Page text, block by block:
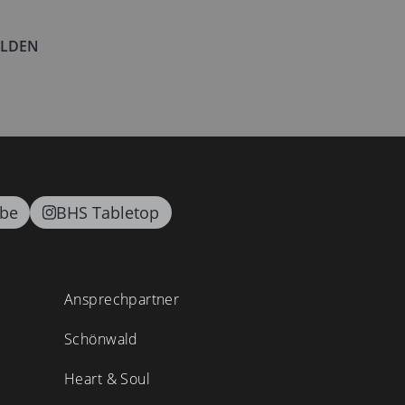
BHS Tabletop
Ansprechpartner
Schönwald
Heart & Soul